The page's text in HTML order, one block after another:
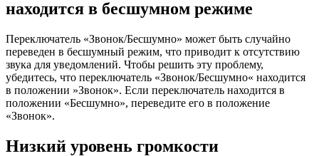
находится в бесшумном режиме
Переключатель «Звонок/Бесшумно» может быть случайно
переведен в бесшумный режим, что приводит к отсутствию
звука для уведомлений. Чтобы решить эту проблему,
убедитесь, что переключатель «Звонок/Бесшумно« находится
в положении »Звонок». Если переключатель находится в
положении «Бесшумно», переведите его в положение
«Звонок».
Низкий уровень громкости